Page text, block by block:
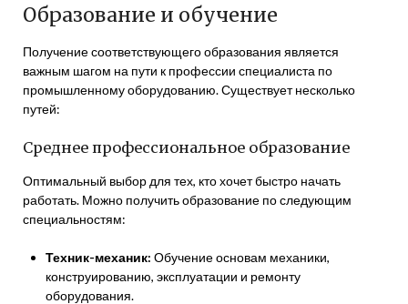
Образование и обучение
Получение соответствующего образования является
важным шагом на пути к профессии специалиста по
промышленному оборудованию. Существует несколько
путей:
Среднее профессиональное образование
Оптимальный выбор для тех, кто хочет быстро начать
работать. Можно получить образование по следующим
специальностям:
Техник-механик: Обучение основам механики,
конструированию, эксплуатации и ремонту
оборудования.